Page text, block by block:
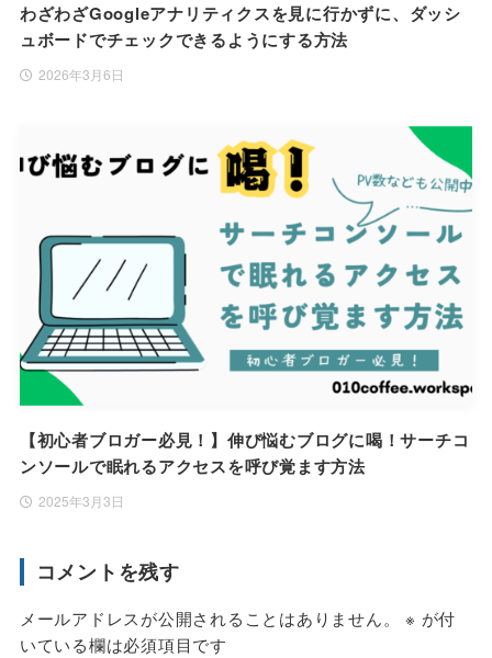
わざわざGoogleアナリティクスを見に行かずに、ダッシ
ュボードでチェックできるようにする方法
2026年3月6日
【初心者ブロガー必見！】伸び悩むブログに喝！サーチコ
ンソールで眠れるアクセスを呼び覚ます方法
2025年3月3日
コメントを残す
メールアドレスが公開されることはありません。 ※ が付
いている欄は必須項目です